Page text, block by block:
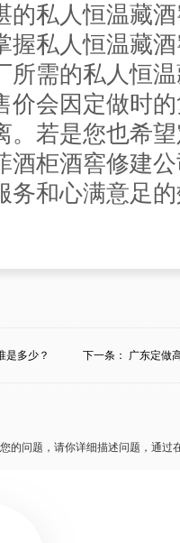
的私人恒温藏
握私人恒温藏
所需的私人恒
价会因定做时
。若是您也希
酒柜酒窖修建
务和心满意足
的宦总陈明：
温藏酒窖的个
时的采纳原材
套服务，并且
是多少？ 下一条： 广东定做
的问题，请你详细描述问题，通过